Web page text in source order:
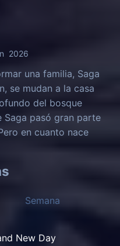
2026
una familia, Saga
se mudan a la casa
del bosque
Saga pasó gran parte
en cuanto nace
Semana
New Day